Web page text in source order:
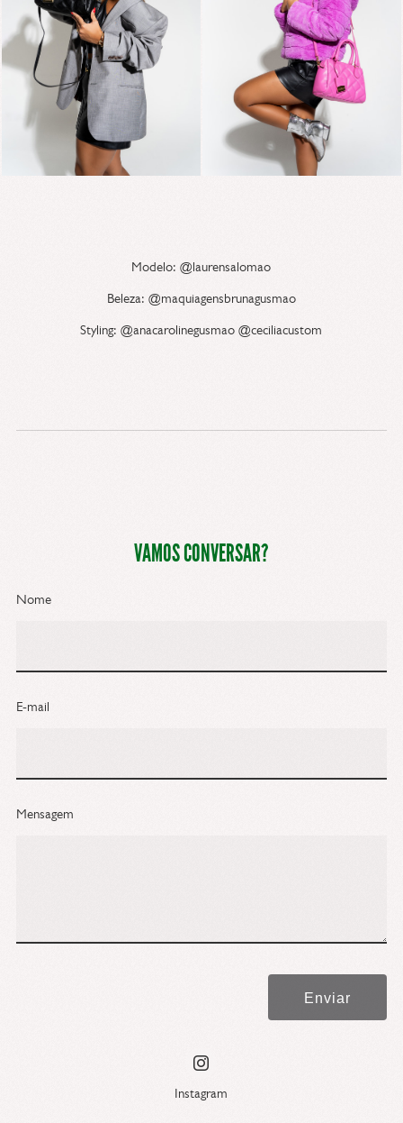
Modelo: @laurensalomao
Beleza: @maquiagensbrunagusmao
Styling: @anacarolinegusmao @ceciliacustom
VAMOS CONVERSAR?
Nome
E-mail
Mensagem
Enviar
Instagram